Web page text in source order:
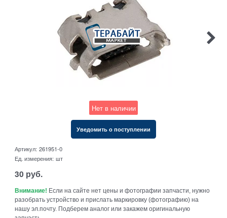
Нет в наличии
Уведомить о поступлении
Артикул: 261951-0
Ед. измерения: шт
30 руб.
Внимание! Если на сайте нет цены и фотографии запчасти, нужно
разобрать устройство и прислать маркировку (фотографию) на
нашу эл.почту. Подберем аналог или закажем оригинальную